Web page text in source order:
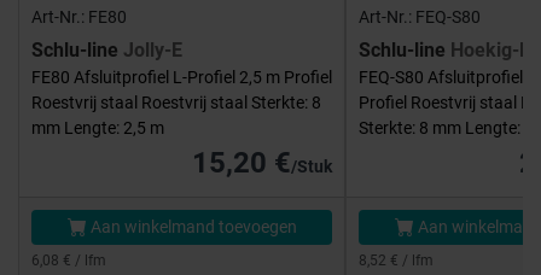
Art-Nr.: FE80
Schlu-line Jolly-E
FE80 Afsluitprofiel L-Profiel 2,5 m Profiel
Roestvrij staal Roestvrij staal Sterkte: 8
mm Lengte: 2,5 m
15,20 €/Stuk
Aan winkelmand toevoegen
6,08 € / lfm
Art-Nr.: FEQ-S80
Schlu-line Hoekig-E
FEQ-S80 Afsluitprofiel
Profiel Roestvrij staal
Sterkte: 8 mm Lengte:
Aan
8,52 € / lfm